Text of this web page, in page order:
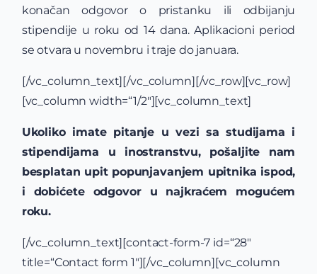
konačan odgovor o pristanku ili odbijanju
stipendije u roku od 14 dana. Aplikacioni period
se otvara u novembru i traje do januara.
[/vc_column_text][/vc_column][/vc_row][vc_row]
[vc_column width=“1/2″][vc_column_text]
Ukoliko imate pitanje u vezi sa studijama i
stipendijama u inostranstvu, pošaljite nam
besplatan upit popunjavanjem upitnika ispod,
i dobićete odgovor u najkraćem mogućem
roku.
[/vc_column_text][contact-form-7 id=“28″
title=“Contact form 1″][/vc_column][vc_column